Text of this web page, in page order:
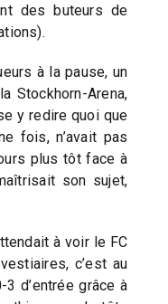
des buteurs de
à la pause, un
Stockhorn-Arena,
y redire quoi que
fois, n’avait pas
plus tôt face à
son sujet,
à voir le FC
c’est au
d’entrée grâce à